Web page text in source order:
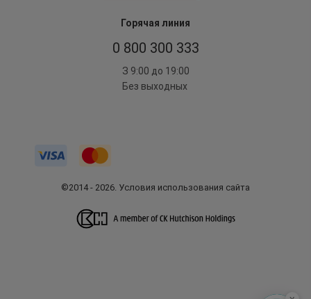
Горячая линия
0 800 300 333
З 9:00 до 19:00
Без выходных
©2014 - 2026. Условия использования сайта